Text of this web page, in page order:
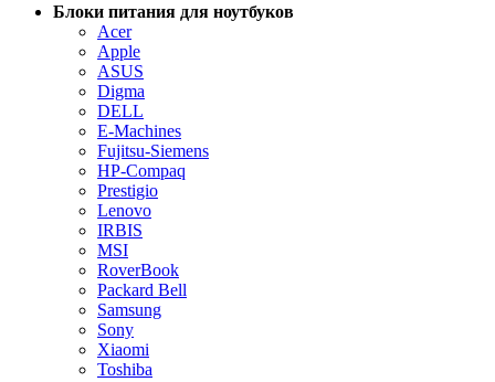
Блоки питания для ноутбуков
Acer
Apple
ASUS
Digma
DELL
E-Machines
Fujitsu-Siemens
HP-Compaq
Prestigio
Lenovo
IRBIS
MSI
RoverBook
Packard Bell
Samsung
Sony
Xiaomi
Toshiba